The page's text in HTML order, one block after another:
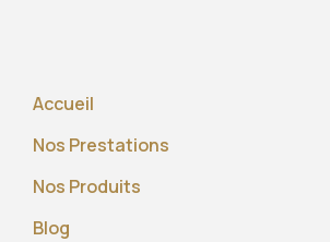
Accueil
Nos Prestations
Nos Produits
Blog